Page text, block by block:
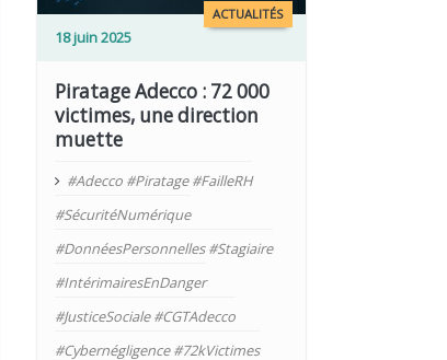
ACTUALITÉS
18 juin 2025
Piratage Adecco : 72 000
victimes, une direction
muette
#Adecco #Piratage #FailleRH
#SécuritéNumérique
#DonnéesPersonnelles #Stagiaire
#IntérimairesEnDanger
#JusticeSociale #CGTAdecco
#Cybernégligence #72kVictimes